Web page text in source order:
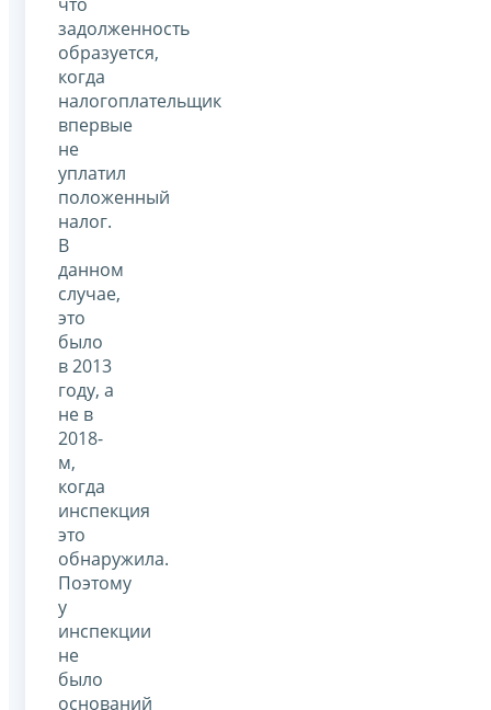
задолженность
образуется,
когда
налогоплательщик
впервые
не
уплатил
положенный
налог.
В
данном
случае,
это
было
в 2013
году, а
не в
2018-
м,
когда
инспекция
это
обнаружила.
Поэтому
у
инспекции
не
было
оснований